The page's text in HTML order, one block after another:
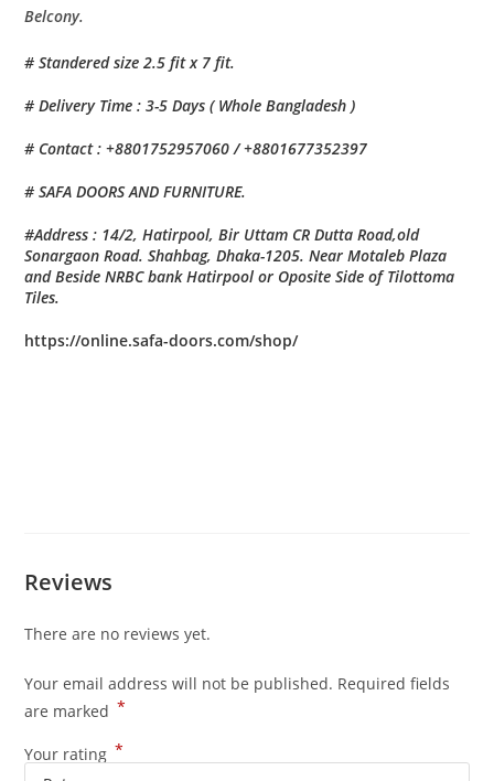
Belcony.
# Standered size 2.5 fit x 7 fit.
# Delivery Time : 3-5 Days ( Whole Bangladesh )
# Contact : +8801752957060 / +8801677352397
# SAFA DOORS AND FURNITURE.
#Address : 14/2, Hatirpool, Bir Uttam CR Dutta Road,old
Sonargaon Road. Shahbag, Dhaka-1205. Near Motaleb Plaza
and Beside NRBC bank Hatirpool or Oposite Side of Tilottoma
Tiles.
https://online.safa-doors.com/shop/
Reviews
There are no reviews yet.
Your email address will not be published. Required fields
are marked *
Your rating *